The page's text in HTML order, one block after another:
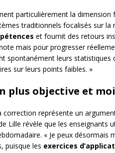
particulièrement la dimension
traditionnels focalisés sur
et fournit des retours
mais pour progresser
spontanément leurs
sur leurs points faibles. »
plus objective et
correction représente un
Lille révèle que les enseignants
« Je peux désormais
puisque les exercices